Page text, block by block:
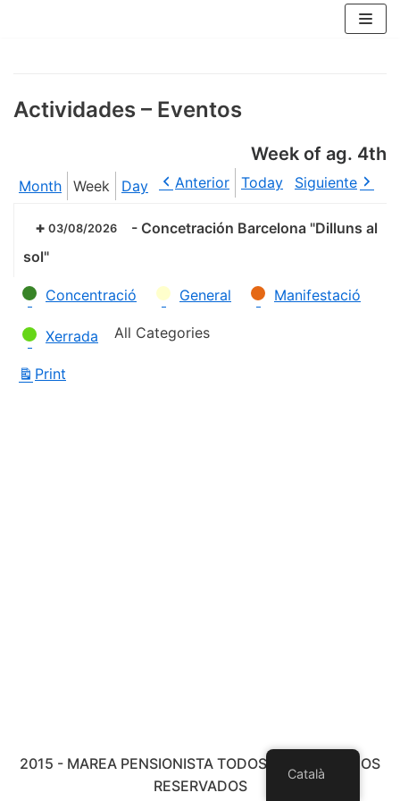
Actividades – Eventos
Week of ag. 4th
Month Week Day Anterior Today Siguiente
03/08/2026 - Concetración Barcelona "Dilluns al
sol"
Categories
Concentració General Manifestació
Xerrada All Categories
Print
2015 - MAREA PENSIONISTA TODOS LOS DERECHOS
RESERVADOS
Català